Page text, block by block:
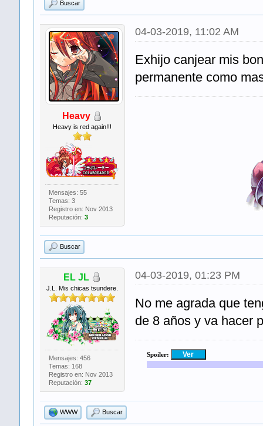
Buscar
Heavy
Heavy is red again!!!
Mensajes: 55
Temas: 3
Registro en: Nov 2013
Reputación: 3
04-03-2019, 11:02 AM
Exhijo canjear mis
permanente como
Buscar
EL JL
J.L. Mis chicas tsundere.
Mensajes: 456
Temas: 168
Registro en: Nov 2013
Reputación: 37
04-03-2019, 01:23 PM
No me agrada que
de 8 años y va hacer
Spoiler:
WWW Buscar